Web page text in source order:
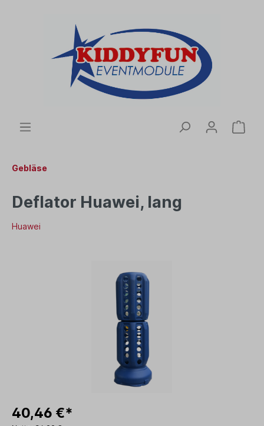
Gebläse
Deflator Huawei, lang
Huawei
40,46 €*